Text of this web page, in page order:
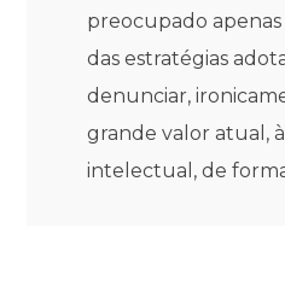
preocupado
das estratégias
denunciar,
grande valor atual,
intelectual, de